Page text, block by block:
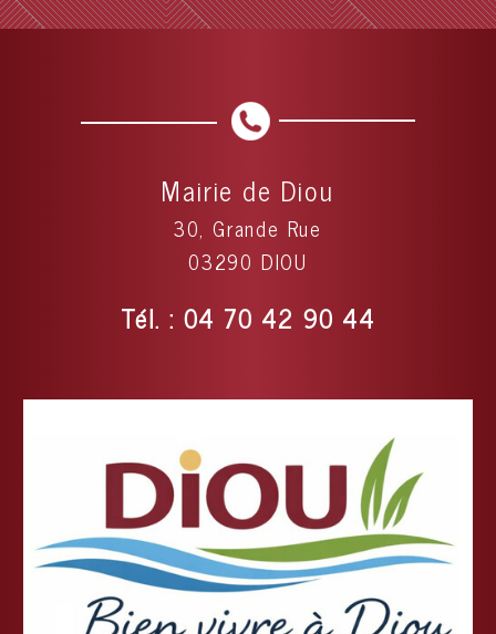
Mairie de Diou
30, Grande Rue
03290 DIOU
Tél. : 04 70 42 90 44